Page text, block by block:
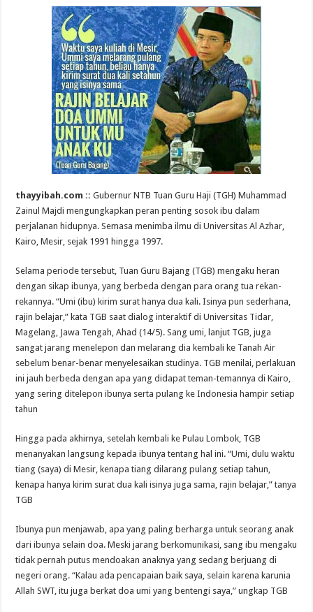
thayyibah.com ::Gubernur NTB Tuan Guru Haji (TGH) Muhammad
Zainul Majdi mengungkapkan peran penting sosok ibu dalam
perjalanan hidupnya. Semasa menimba ilmu di Universitas Al Azhar,
Kairo, Mesir, sejak 1991 hingga 1997.
Selama periode tersebut, Tuan Guru Bajang (TGB) mengaku heran
dengan sikap ibunya, yang berbeda dengan para orang tua rekan-
rekannya. “Umi (ibu) kirim surat hanya dua kali. Isinya pun sederhana,
rajin belajar,” kata TGB saat dialog interaktif di Universitas Tidar,
Magelang, Jawa Tengah, Ahad (14/5). Sang umi, lanjut TGB, juga
sangat jarang menelepon dan melarang dia kembali ke Tanah Air
sebelum benar-benar menyelesaikan studinya. TGB menilai, perlakuan
ini jauh berbeda dengan apa yang didapat teman-temannya di Kairo,
yang sering ditelepon ibunya serta pulang ke Indonesia hampir setiap
tahun
Hingga pada akhirnya, setelah kembali ke Pulau Lombok, TGB
menanyakan langsung kepada ibunya tentang hal ini. “Umi, dulu waktu
tiang (saya) di Mesir, kenapa tiang dilarang pulang setiap tahun,
kenapa hanya kirim surat dua kali isinya juga sama, rajin belajar,” tanya
TGB
Ibunya pun menjawab, apa yang paling berharga untuk seorang anak
dari ibunya selain doa. Meski jarang berkomunikasi, sang ibu mengaku
tidak pernah putus mendoakan anaknya yang sedang berjuang di
negeri orang. “Kalau ada pencapaian baik saya, selain karena karunia
Allah SWT, itu juga berkat doa umi yang bentengi saya,” ungkap TGB